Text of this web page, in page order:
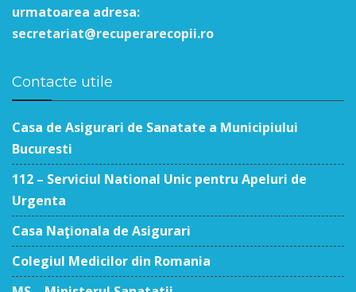
urmatoarea adresa:
secretariat@recuperarecopii.ro
Contacte utile
Casa de Asigurari de Sanatate a Municipiului
Bucuresti
112 – Serviciul National Unic pentru Apeluri de
Urgenta
Casa Naţionala de Asigurari
Colegiul Medicilor din Romania